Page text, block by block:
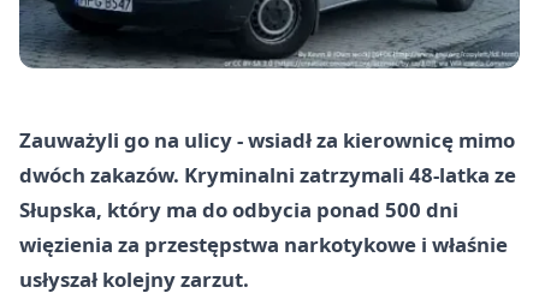
Zauważyli go na ulicy - wsiadł za kierownicę mimo
dwóch zakazów. Kryminalni zatrzymali 48‑latka ze
Słupska, który ma do odbycia ponad 500 dni
więzienia za przestępstwa narkotykowe i właśnie
usłyszał kolejny zarzut.